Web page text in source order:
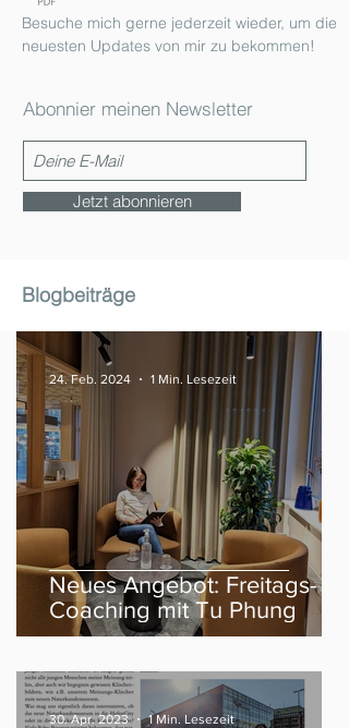
Besuche mich gerne jederzeit wieder, um die
neuesten Updates von mir zu bekommen!
Abonnier meinen Newsletter
Jetzt abonnieren
Blogbeiträge
Neues Angebot: Freitags-
Coaching mit Tu Phung
24. Feb. 2024 1 Min. Lesezeit
30. Apr. 2023 1 Min. Lesezeit